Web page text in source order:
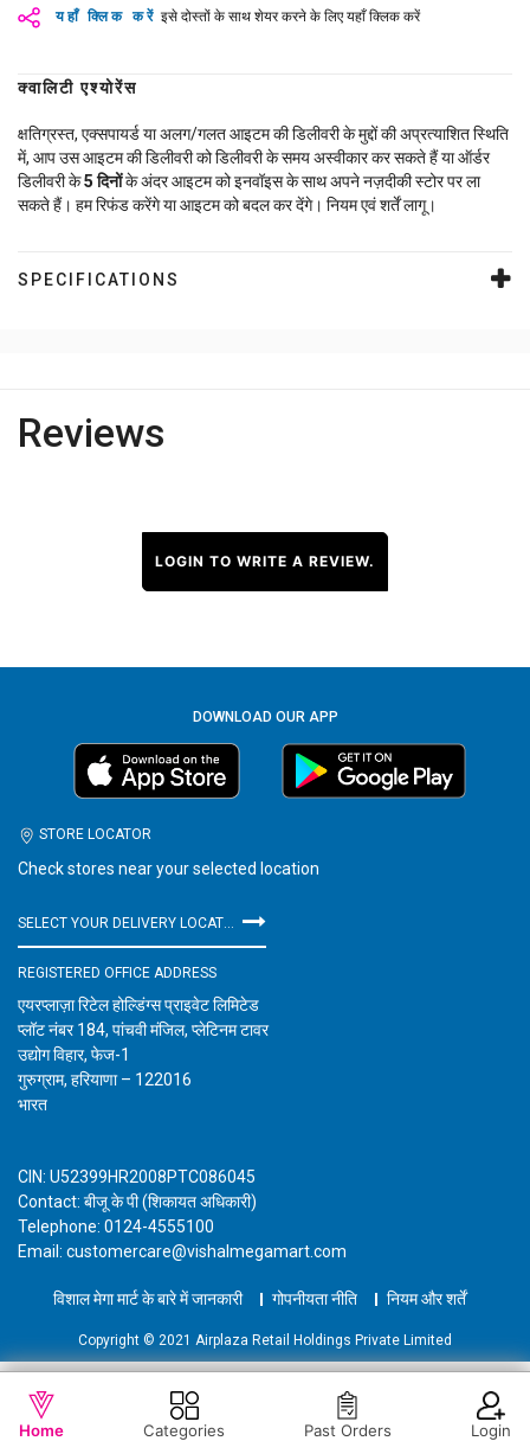
WISHLIST
यहाँ क्लिक करें इसे दोस्तों के साथ शेयर करने के लिए यहाँ क्लिक करें
क्वालिटी एश्योरेंस
क्षतिग्रस्त, एक्सपायर्ड या अलग/गलत आइटम की डिलीवरी के मुद्दों की अप्रत्याशित स्थिति
में, आप उस आइटम की डिलीवरी को डिलीवरी के समय अस्वीकार कर सकते हैं या ऑर्डर
डिलीवरी के5 दिनोंके अंदर आइटम को इनवॉइस के साथ अपने नज़दीकी स्टोर पर ला
सकते हैं। हम रिफंड करेंगे या आइटम को बदल कर देंगे। नियम एवं शर्तें लागू।
SPECIFICATIONS
Reviews
LOGIN TO WRITE A REVIEW.
DOWNLOAD OUR APP
STORE LOCATOR
Check stores near your selected location
REGISTERED OFFICE ADDRESS
एयरप्लाज़ा रिटेल होल्डिंग्स प्राइवेट लिमिटेड
प्लॉट नंबर 184, पांचवी मंजिल, प्लेटिनम टावर
उद्योग विहार, फेज-1
गुरुग्राम, हरियाणा – 122016
भारत
CIN: U52399HR2008PTC086045
Contact: बीजू के पी (शिकायत अधिकारी)
Telephone: 0124-4555100
Email: customercare@vishalmegamart.com
विशाल मेगा मार्ट के बारे में जानकारी गोपनीयता नीति नियम और शर्तें
Copyright © 2021 Airplaza Retail Holdings Private Limited
Home Categories Past Orders Login